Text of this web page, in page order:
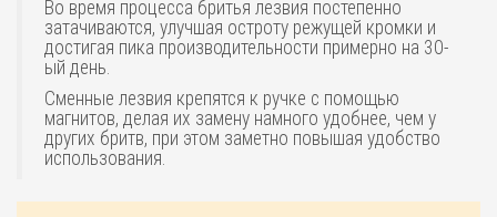
Во время процесса бритья лезвия постепенно
затачиваются, улучшая остроту режущей кромки и
достигая пика производительности примерно на 30-
ый день.
Сменные лезвия крепятся к ручке с помощью
магнитов, делая их замену намного удобнее, чем у
других бритв, при этом заметно повышая удобство
использования.